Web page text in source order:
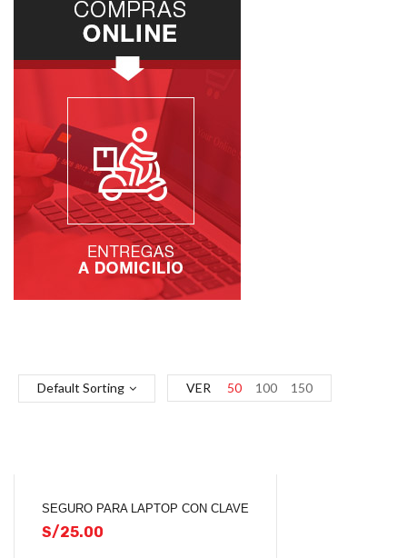
Default Sorting VER 50 100 150
SEGURO PARA LAPTOP CON CLAVE
S/25.00